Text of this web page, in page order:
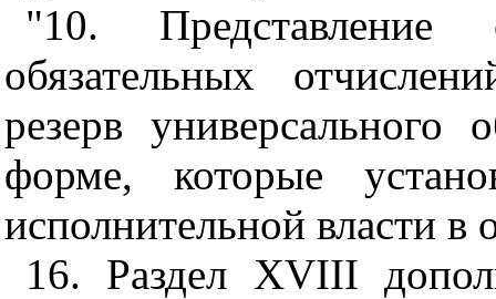
"10.
обязательных
резерв
форме, которые
исполнительной власти в
16. Раздел XVIII